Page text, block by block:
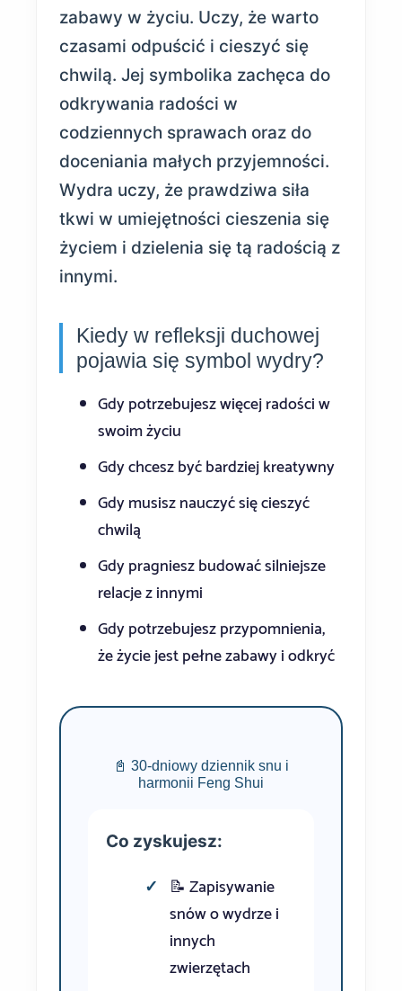
zabawy w życiu. Uczy, że warto
czasami odpuścić i cieszyć się
chwilą. Jej symbolika zachęca do
odkrywania radości w
codziennych sprawach oraz do
doceniania małych przyjemności.
Wydra uczy, że prawdziwa siła
tkwi w umiejętności cieszenia się
życiem i dzielenia się tą radością z
innymi.
Kiedy w refleksji duchowej
pojawia się symbol wydry?
Gdy potrzebujesz więcej radości w
swoim życiu
Gdy chcesz być bardziej kreatywny
Gdy musisz nauczyć się cieszyć
chwilą
Gdy pragniesz budować silniejsze
relacje z innymi
Gdy potrzebujesz przypomnienia,
że życie jest pełne zabawy i odkryć
📓 30-dniowy dziennik snu i
harmonii Feng Shui
Co zyskujesz:
📝 Zapisywanie
snów o wydrze i
innych
zwierzętach